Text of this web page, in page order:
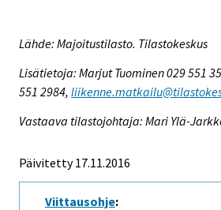
Lähde: Majoitustilasto. Tilastokeskus
Lisätietoja: Marjut Tuominen 029 551
551 2984,
Vastaava tilastojohtaja: Mari Ylä-
Päivitetty 17.11.2016
Viittausohje: